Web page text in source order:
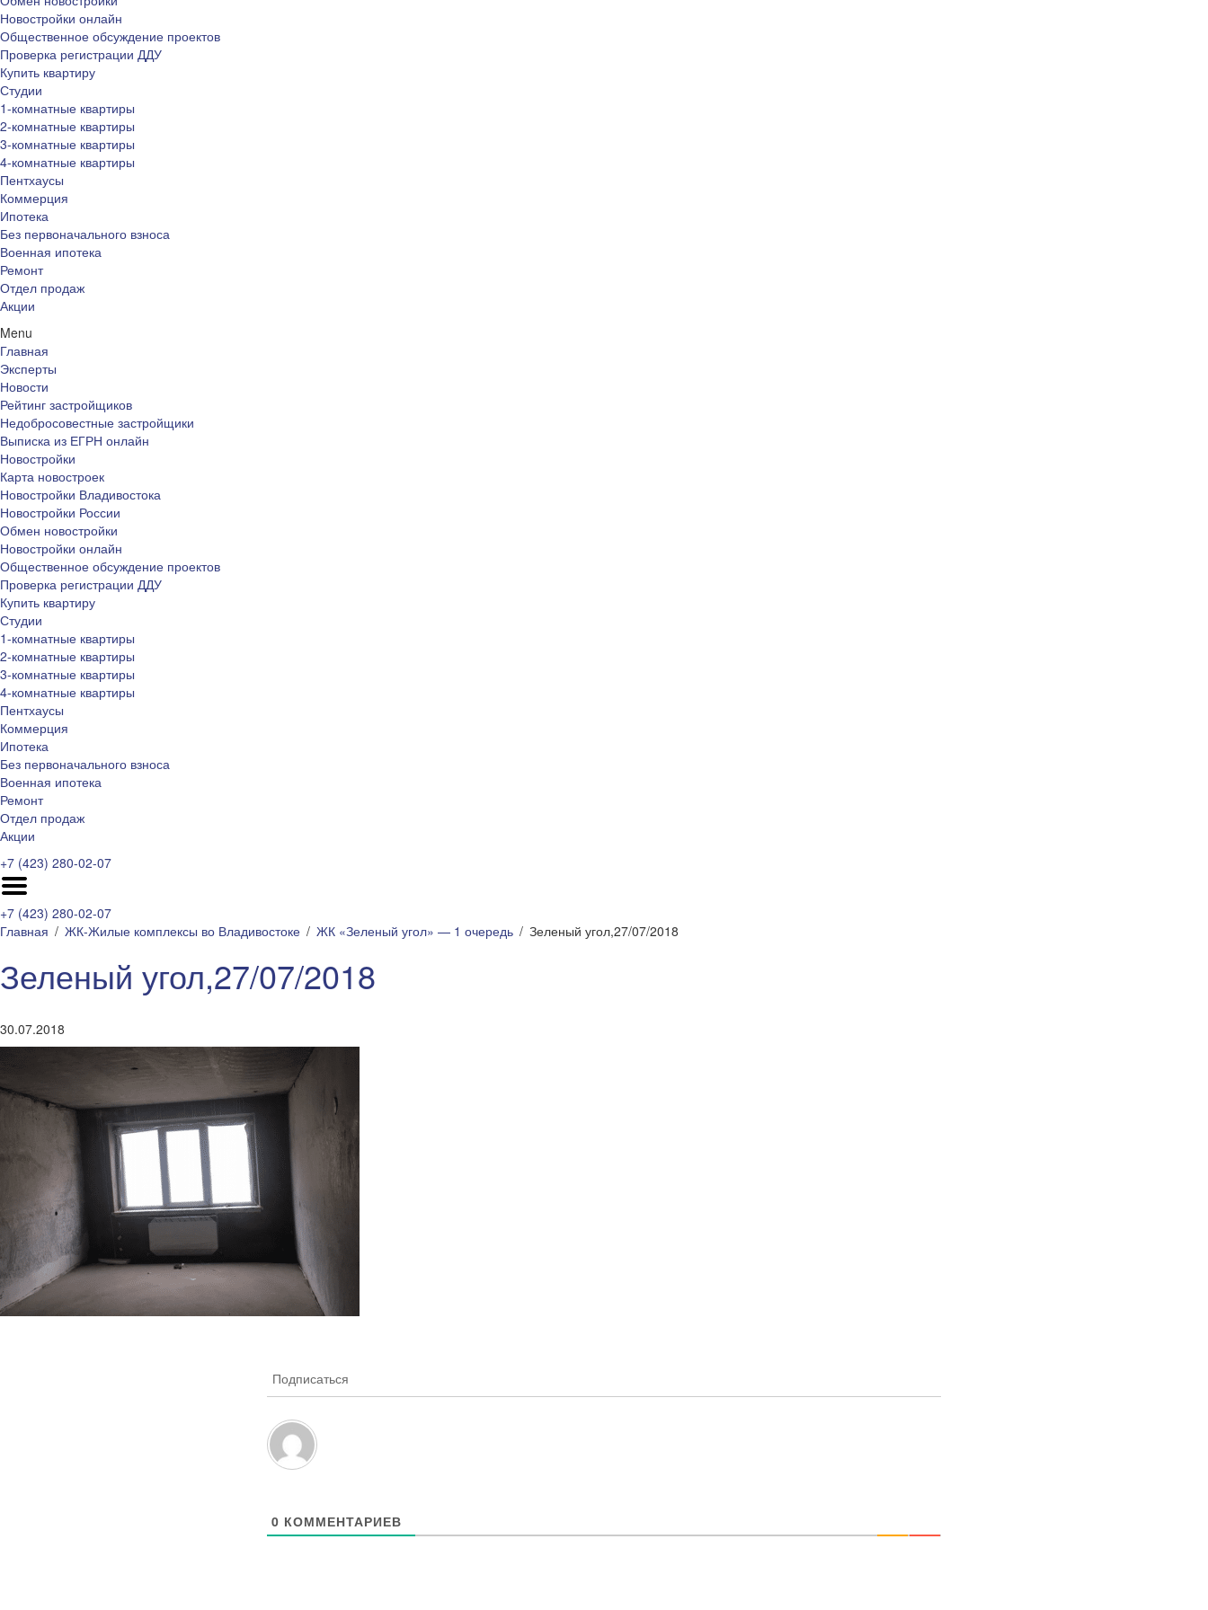
Новостройки онлайн
Общественное обсуждение проектов
Проверка регистрации ДДУ
Купить квартиру
Студии
1-комнатные квартиры
2-комнатные квартиры
3-комнатные квартиры
4-комнатные квартиры
Пентхаусы
Коммерция
Ипотека
Без первоначального взноса
Военная ипотека
Ремонт
Отдел продаж
Акции
Menu
Главная
Эксперты
Новости
Рейтинг застройщиков
Недобросовестные застройщики
Выписка из ЕГРН онлайн
Новостройки
Карта новостроек
Новостройки Владивостока
Новостройки России
Обмен новостройки
Новостройки онлайн
Общественное обсуждение проектов
Проверка регистрации ДДУ
Купить квартиру
Студии
1-комнатные квартиры
2-комнатные квартиры
3-комнатные квартиры
4-комнатные квартиры
Пентхаусы
Коммерция
Ипотека
Без первоначального взноса
Военная ипотека
Ремонт
Отдел продаж
Акции
+7 (423) 280-02-07
+7 (423) 280-02-07
Главная
ЖК-Жилые комплексы во Владивостоке ЖК «Зеленый угол» — 1 очередь Зеленый угол,27/07/2018
Зеленый угол,27/07/2018
30.07.2018
Подписаться
0 КОММЕНТАРИЕВ